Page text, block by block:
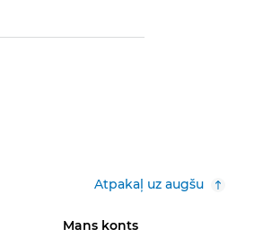
Atpakaļ uz augšu
Mans konts